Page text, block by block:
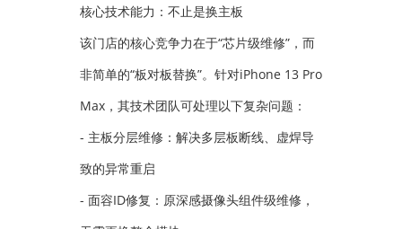
核心技术能力：不止是换主板
该门店的核心竞争力在于“芯片级维修”，而
非简单的“板对板替换”。针对iPhone 13 Pro
Max，其技术团队可处理以下复杂问题：
- 主板分层维修：解决多层板断线、虚焊导
致的异常重启
- 面容ID修复：原深感摄像头组件级维修，